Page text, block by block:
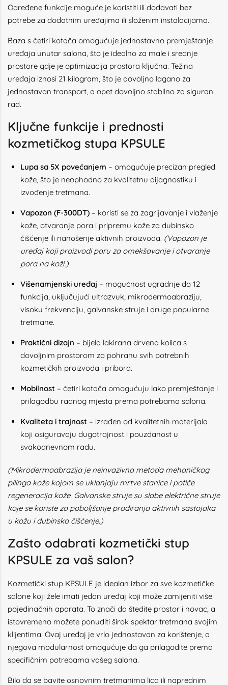
Određene funkcije moguće je koristiti ili dodavati bez
potrebe za dodatnim uređajima ili složenim instalacijama.
Baza s četiri kotača omogućuje jednostavno premještanje
uređaja unutar salona, što je idealno za male i srednje
prostore gdje je optimizacija prostora ključna. Težina
uređaja iznosi 21 kilogram, što je dovoljno lagano za
jednostavan transport, a opet dovoljno stabilno za siguran
rad.
Ključne funkcije i prednosti
kozmetičkog stupa KPSULE
Lupa sa 5X povećanjem – omogućuje precizan pregled
kože, što je neophodno za kvalitetnu dijagnostiku i
izvođenje tretmana.
Vapozon (F-300DT) – koristi se za zagrijavanje i vlaženje
kože, otvaranje pora i pripremu kože za dubinsko
čišćenje ili nanošenje aktivnih proizvoda. (Vapozon je
uređaj koji proizvodi paru za omekšavanje i otvaranje
pora na koži.)
Višenamjenski uređaj – mogućnost ugradnje do 12
funkcija, uključujući ultrazvuk, mikrodermoabraziju,
visoku frekvenciju, galvanske struje i druge popularne
tretmane.
Praktični dizajn – bijela lakirana drvena kolica s
dovoljnim prostorom za pohranu svih potrebnih
kozmetičkih proizvoda i pribora.
Mobilnost – četiri kotača omogućuju lako premještanje i
prilagodbu radnog mjesta prema potrebama salona.
Kvaliteta i trajnost – izrađen od kvalitetnih materijala
koji osiguravaju dugotrajnost i pouzdanost u
svakodnevnom radu.
(Mikrodermoabrazija je neinvazivna metoda mehaničkog
pilinga kože kojom se uklanjaju mrtve stanice i potiče
regeneracija kože. Galvanske struje su slabe električne struje
koje se koriste za poboljšanje prodiranja aktivnih sastojaka
u kožu i dubinsko čišćenje.)
Zašto odabrati kozmetički stup
KPSULE za vaš salon?
Kozmetički stup KPSULE je idealan izbor za sve kozmetičke
salone koji žele imati jedan uređaj koji može zamijeniti više
pojedinačnih aparata. To znači da štedite prostor i novac, a
istovremeno možete ponuditi širok spektar tretmana svojim
klijentima. Ovaj uređaj je vrlo jednostavan za korištenje, a
njegova modularnost omogućuje da ga prilagodite prema
specifičnim potrebama vašeg salona.
Bilo da se bavite osnovnim tretmanima lica ili naprednim